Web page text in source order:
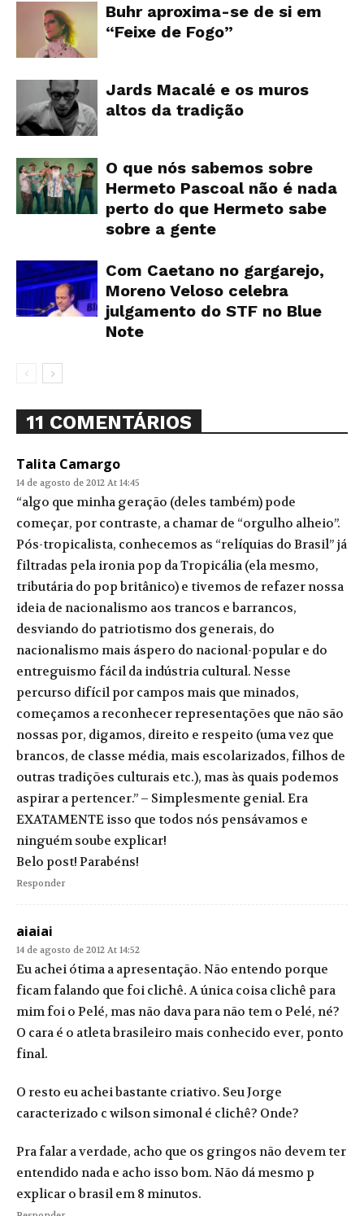
Buhr aproxima-se de si em
“Feixe de Fogo”
Jards Macalé e os muros
altos da tradição
O que nós sabemos sobre
Hermeto Pascoal não é nada
perto do que Hermeto sabe
sobre a gente
Com Caetano no gargarejo,
Moreno Veloso celebra
julgamento do STF no Blue
Note
11 COMENTÁRIOS
Talita Camargo
14 de agosto de 2012 At 14:45
“algo que minha geração (deles também) pode
começar, por contraste, a chamar de “orgulho alheio”.
Pós-tropicalista, conhecemos as “relíquias do Brasil” já
filtradas pela ironia pop da Tropicália (ela mesmo,
tributária do pop britânico) e tivemos de refazer nossa
ideia de nacionalismo aos trancos e barrancos,
desviando do patriotismo dos generais, do
nacionalismo mais áspero do nacional-popular e do
entreguismo fácil da indústria cultural. Nesse
percurso difícil por campos mais que minados,
começamos a reconhecer representações que não são
nossas por, digamos, direito e respeito (uma vez que
brancos, de classe média, mais escolarizados, filhos de
outras tradições culturais etc.), mas às quais podemos
aspirar a pertencer.” – Simplesmente genial. Era
EXATAMENTE isso que todos nós pensávamos e
ninguém soube explicar!
Belo post! Parabéns!
Responder
aiaiai
14 de agosto de 2012 At 14:52
Eu achei ótima a apresentação. Não entendo porque
ficam falando que foi clichê. A única coisa clichê para
mim foi o Pelé, mas não dava para não tem o Pelé, né?
O cara é o atleta brasileiro mais conhecido ever, ponto
final.
O resto eu achei bastante criativo. Seu Jorge
caracterizado c wilson simonal é clichê? Onde?
Pra falar a verdade, acho que os gringos não devem ter
entendido nada e acho isso bom. Não dá mesmo p
explicar o brasil em 8 minutos.